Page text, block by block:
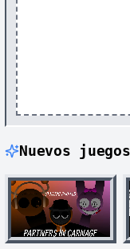
Nuevos juegos